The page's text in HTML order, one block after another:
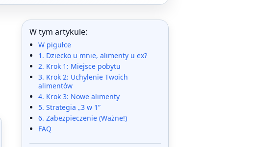
W tym artykule:
W pigułce
1. Dziecko u mnie, alimenty u ex?
2. Krok 1: Miejsce pobytu
3. Krok 2: Uchylenie Twoich
alimentów
4. Krok 3: Nowe alimenty
5. Strategia „3 w 1”
6. Zabezpieczenie (Ważne!)
FAQ